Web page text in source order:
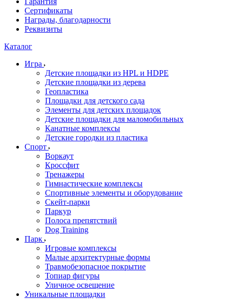
Сертификаты
Награды, благодарности
Реквизиты
Каталог
Игра
Детские площадки из HPL и HDPE
Детские площадки из дерева
Геопластика
Площадки для детского сада
Элементы для детских площадок
Детские площадки для маломобильных
Канатные комплексы
Детские городки из пластика
Спорт
Воркаут
Кроссфит
Тренажеры
Гимнастические комплексы
Спортивные элементы и оборудование
Скейт-парки
Паркур
Полоса препятствий
Dog Training
Парк
Игровые комплексы
Малые архитектурные формы
Травмобезопасное покрытие
Топиар фигуры
Уличное освещение
Уникальные площадки